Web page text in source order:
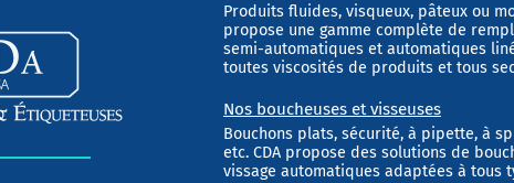
Produits fluides, visqueux, pâteux ou
propose une gamme complète de
semi-automatiques et automatiques
toutes viscosités de produits et tous
Nos boucheuses et visseuses
Bouchons plats, sécurité, à pipette, à
etc. CDA propose des solutions de
vissage automatiques adaptées à tous